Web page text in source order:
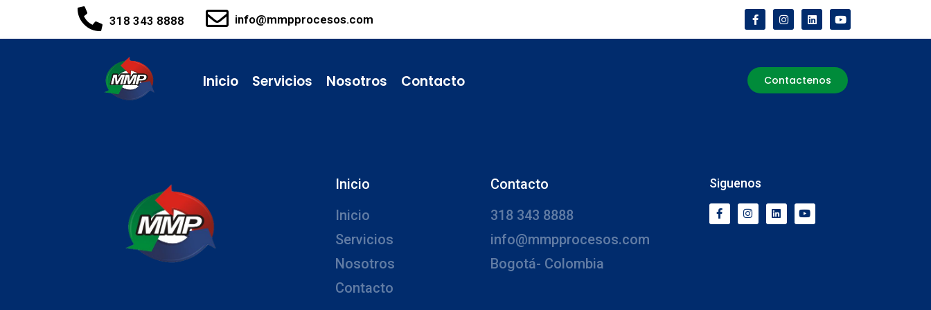
318 343 8888 info@mmpprocesos.com
Inicio Servicios Nosotros Contacto Contactenos
Inicio
Inicio
Servicios
Nosotros
Contacto
Contacto
318 343 8888
info@mmpprocesos.com
Bogotá- Colombia
Siguenos